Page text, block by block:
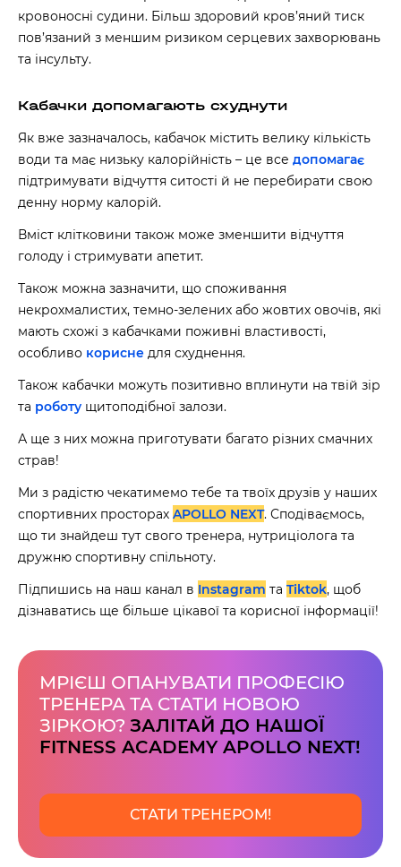
кровоносні судини. Більш здоровий кров’яний тиск
пов’язаний з меншим ризиком серцевих захворювань
та інсульту.
Кабачки допомагають схуднути
Як вже зазначалось, кабачок містить велику кількість
води та має низьку калорійність – це все допомагає
підтримувати відчуття ситості й не перебирати свою
денну норму калорій.
Вміст клітковини також може зменшити відчуття
голоду і стримувати апетит.
Також можна зазначити, що споживання
некрохмалистих, темно-зелених або жовтих овочів, які
мають схожі з кабачками поживні властивості,
особливо корисне для схуднення.
Також кабачки можуть позитивно вплинути на твій зір
та роботу щитоподібної залози.
А ще з них можна приготувати багато різних смачних
страв!
Ми з радістю чекатимемо тебе та твоїх друзів у наших
спортивних просторах APOLLO NEXT. Сподіваємось,
що ти знайдеш тут свого тренера, нутриціолога та
дружню спортивну спільноту.
Підпишись на наш канал в Instagram та Tiktok, щоб
дізнаватись ще більше цікавої та корисної інформації!
МРІЄШ ОПАНУВАТИ ПРОФЕСІЮ
ТРЕНЕРА ТА СТАТИ НОВОЮ
ЗІРКОЮ? ЗАЛІТАЙ ДО НАШОЇ
FITNESS ACADEMY APOLLO NEXT!
СТАТИ ТРЕНЕРОМ!